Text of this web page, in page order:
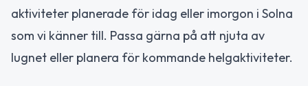
aktiviteter planerade för idag eller imorgon i Solna
som vi känner till. Passa gärna på att njuta av
lugnet eller planera för kommande helgaktiviteter.